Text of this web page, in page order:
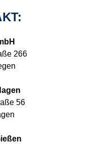
266
56